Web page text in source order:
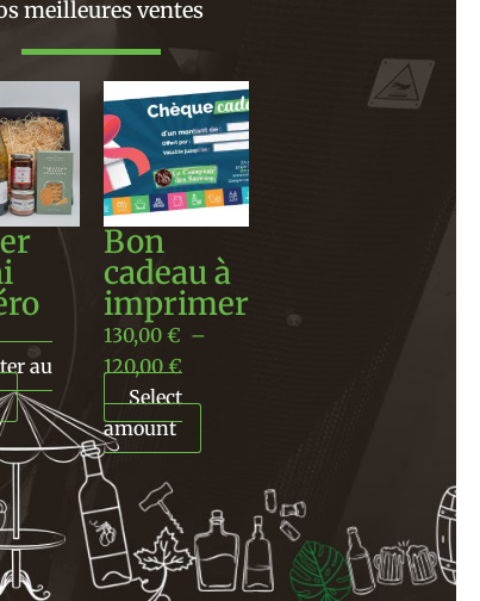
meilleures ventes
au
Bon
cadeau à
imprimer
130,00 € –
120,00€
Plage
de
prix :
130,00 €
Select
amount